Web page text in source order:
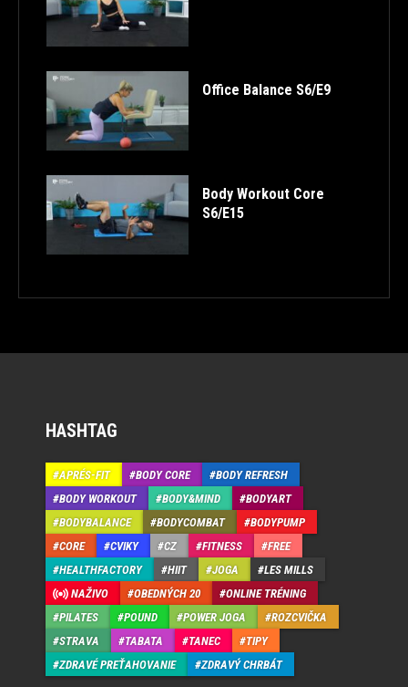
Office Balance S6/E9
Body Workout Core
S6/E15
HASHTAG
APRÉS-FIT BODY CORE
BODY REFRESH
BODY WORKOUT
BODY&MIND
BODYART
BODYBALANCE
BODYCOMBAT
BODYPUMP
CORE
CVIKY CZ FITNESS
FREE
HEALTHFACTORY
HIIT JOGA
LES MILLS
NAŽIVO
OBEDNÝCH 20
ONLINE TRÉNING
PILATES
POUND POWER JOGA
ROZCVIČKA
STRAVA
TABATA TANEC
TIPY
ZDRAVÉ PREŤAHOVANIE
ZDRAVÝ CHRBÁT